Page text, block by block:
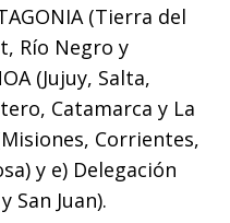
(Tierra del
Río Negro y
(Jujuy, Salta,
Catamarca y La
Corrientes,
y e) Delegación
San Juan).